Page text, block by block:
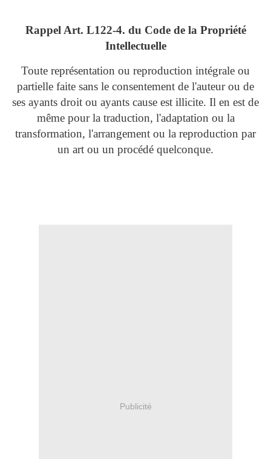
Rappel Art. L122-4. du Code de la Propriété
Intellectuelle
Toute représentation ou reproduction intégrale ou
partielle faite sans le consentement de l'auteur ou de
ses ayants droit ou ayants cause est illicite. Il en est de
même pour la traduction, l'adaptation ou la
transformation, l'arrangement ou la reproduction par
un art ou un procédé quelconque.
Publicité